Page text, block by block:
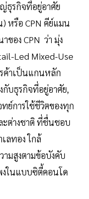
ธุรกิจที่อยู่อาศัย
หรือ CPN คีย์แมน
ของ CPN ว่า มุ่ง
Led Mixed-Use
ค้าเป็นแกนหลัก
กับธุรกิจที่อยู่อาศัย,
ย์การใช้ชีวิตของทุก
ต่างชาติ ที่ชื่นชอบ
ลทอง ใกล้
ามสูงตามข้อบังคับ
งในแบบซิตี้คอนโด